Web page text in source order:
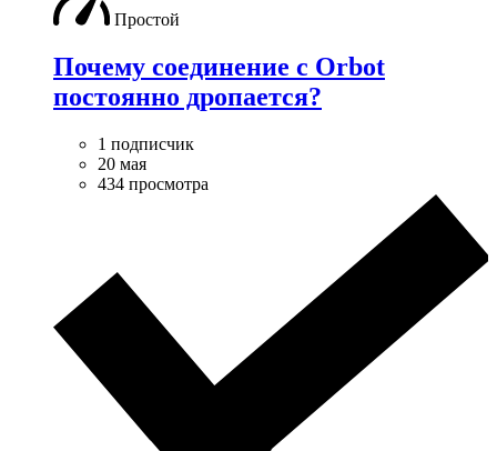
Простой
Почему соединение с Orbot
постоянно дропается?
1 подписчик
20 мая
434 просмотра